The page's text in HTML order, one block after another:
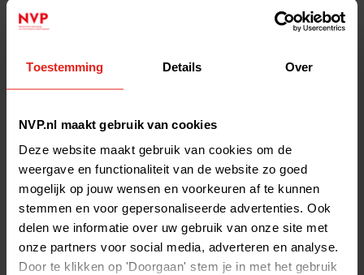
Toestemming Details Over
NVP.nl maakt gebruik van cookies
Deze website maakt gebruik van cookies om de
weergave en functionaliteit van de website zo goed
mogelijk op jouw wensen en voorkeuren af te kunnen
stemmen en voor gepersonaliseerde advertenties. Ook
delen we informatie over uw gebruik van onze site met
onze partners voor social media, adverteren en analyse.
Door te klikken op 'Doorgaan' stem je in met het gebruik
principes die door de leden van de NVP onderschreven worden en
NVP Seminar 2021: Future-proof - NVP Seminar 2021: Future-
De wereld verandert en dat verandert de wereld van investeren.
een belangrijke rol in het bouwen van de toekomst. Hoe gaat de
NVP Seminar special 2020 - NVP Seminar special 2020
Voor het eerst in onze geschiedenis, maar wel passend bij de tijd,
kon de NVP geen fysiek seminar organiseren. Daarom ging
afgelopen maandag om 17:00 de eerste NVP seminarfilm in